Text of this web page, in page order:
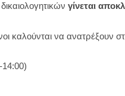
γίνεται
καλούνται να ανατρέξουν